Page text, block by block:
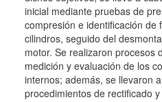
inicial mediante pruebas de
compresión e identificación de
cilindros, seguido del
motor. Se realizaron procesos
medición y evaluación de los
internos; además, se llevaron
procedimientos de rectificado